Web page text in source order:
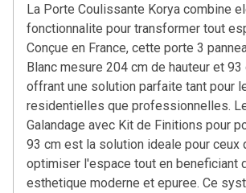
La Porte Coulissante Korya combine
fonctionnalite pour transformer tout
Conçue en France, cette porte 3
Blanc mesure 204 cm de hauteur et 93
offrant une solution parfaite tant pour
residentielles que professionnelles.
Galandage avec Kit de Finitions pour
93 cm est la solution ideale pour ceux
optimiser l'espace tout en beneficiant
esthetique moderne et epuree. Ce